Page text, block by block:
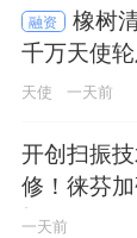
融资
橡树
千万天使
造人形机
天使 一天前
开创扫振
修！徕芬
场
一天前